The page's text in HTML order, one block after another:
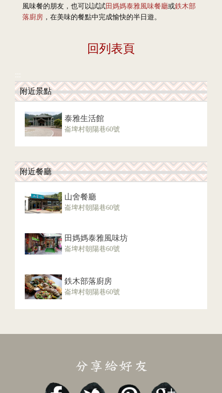
風味餐的朋友，也可以試試田媽媽泰雅風味餐廳或鉄木部
落廚房 ，在美味的餐點中完成愉快的半日遊。
回列表頁
附近景點
泰雅生活館
崙埤村朝陽巷60號
附近餐廳
山舍餐廳
崙埤村朝陽巷60號
田媽媽泰雅風味坊
崙埤村朝陽巷60號
鉄木部落廚房
崙埤村朝陽巷60號